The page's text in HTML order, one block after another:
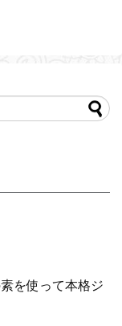
を使って本格ジ